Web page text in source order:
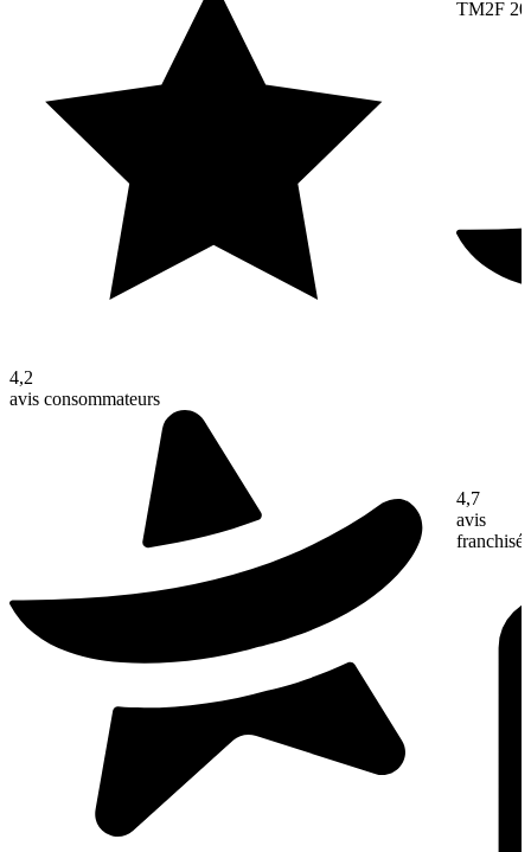
4,2
avis consommateurs
TM2F
4,7
avis
franchisé